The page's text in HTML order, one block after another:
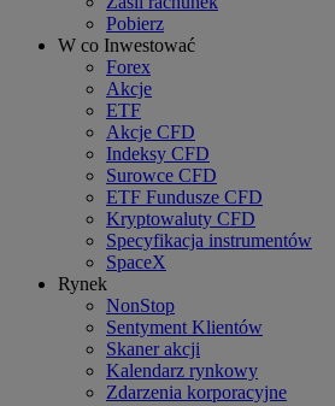
Pobierz
W co Inwestować
Forex
Akcje
ETF
Akcje CFD
Indeksy CFD
Surowce CFD
ETF Fundusze CFD
Kryptowaluty CFD
Specyfikacja instrumentów
SpaceX
Rynek
NonStop
Sentyment Klientów
Skaner akcji
Kalendarz rynkowy
Zdarzenia korporacyjne